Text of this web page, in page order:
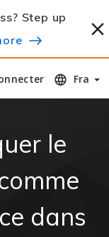
Step up
Fra
le
dans